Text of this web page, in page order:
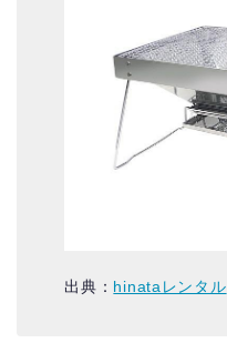
出典： hinataレンタル